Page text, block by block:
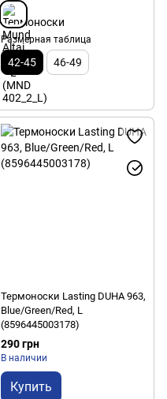
Размерная таблица
42-45 46-49
Термоноски Lasting DUHA 963,
Blue/Green/Red, L
(8596445003178)
290 грн
В наличии
Купить